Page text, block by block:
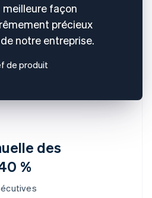
des
%
façon
précieux
notre entreprise.
de produit